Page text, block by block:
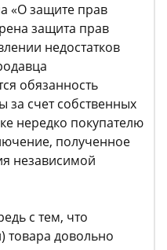
«О защите прав
защита прав
недостатков
обязанность
за счет собственных
нередко покупателю
полученное
независимой
с тем, что
товара довольно